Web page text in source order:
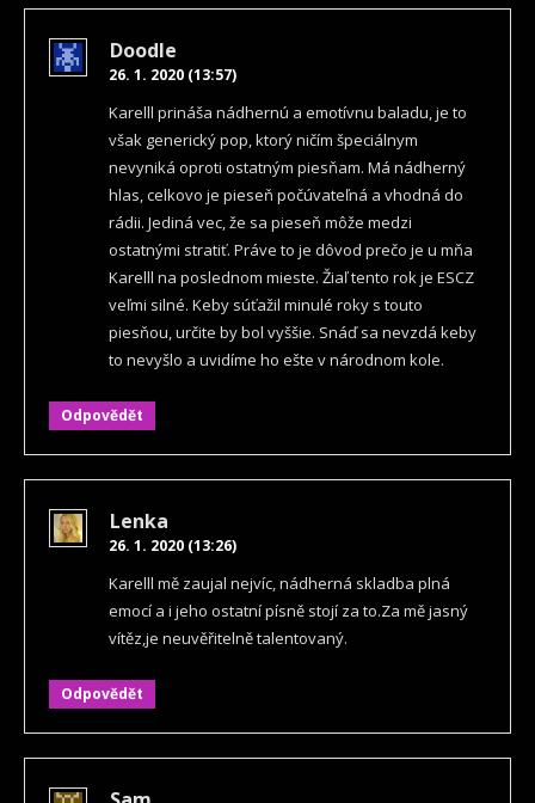
Doodle
26. 1. 2020 (13:57)
Karelll prináša nádhernú a emotívnu baladu, je to
však generický pop, ktorý ničím špeciálnym
nevyniká oproti ostatným piesňam. Má nádherný
hlas, celkovo je pieseň počúvateľná a vhodná do
rádii. Jediná vec, že sa pieseň môže medzi
ostatnými stratiť. Práve to je dôvod prečo je u mňa
Karelll na poslednom mieste. Žiaľ tento rok je ESCZ
veľmi silné. Keby súťažil minulé roky s touto
piesňou, určite by bol vyššie. Snáď sa nevzdá keby
to nevyšlo a uvidíme ho ešte v národnom kole.
Odpovědět
Lenka
26. 1. 2020 (13:26)
Karelll mě zaujal nejvíc, nádherná skladba plná
emocí a i jeho ostatní písně stojí za to.Za mě jasný
vítěz,je neuvěřitelně talentovaný.
Odpovědět